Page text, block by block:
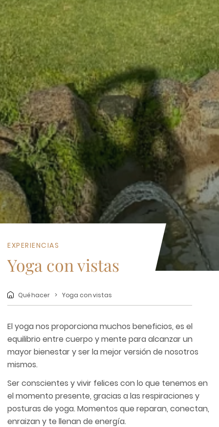
EXPERIENCIAS
Yoga con vistas
Qué hacer Yoga con vistas
El yoga nos proporciona muchos beneficios, es el
equilibrio entre cuerpo y mente para alcanzar un
mayor bienestar y ser la mejor versión de nosotros
mismos.
Ser conscientes y vivir felices con lo que tenemos en
el momento presente, gracias a las respiraciones y
posturas de yoga. Momentos que reparan, conectan,
enraizan y te llenan de energía.